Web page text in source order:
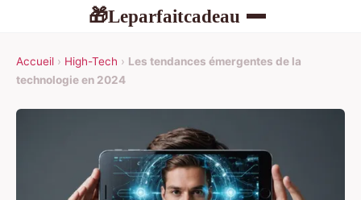
🎁Leparfaitcadeau
Accueil › High-Tech › Les tendances émergentes de la
technologie en 2024